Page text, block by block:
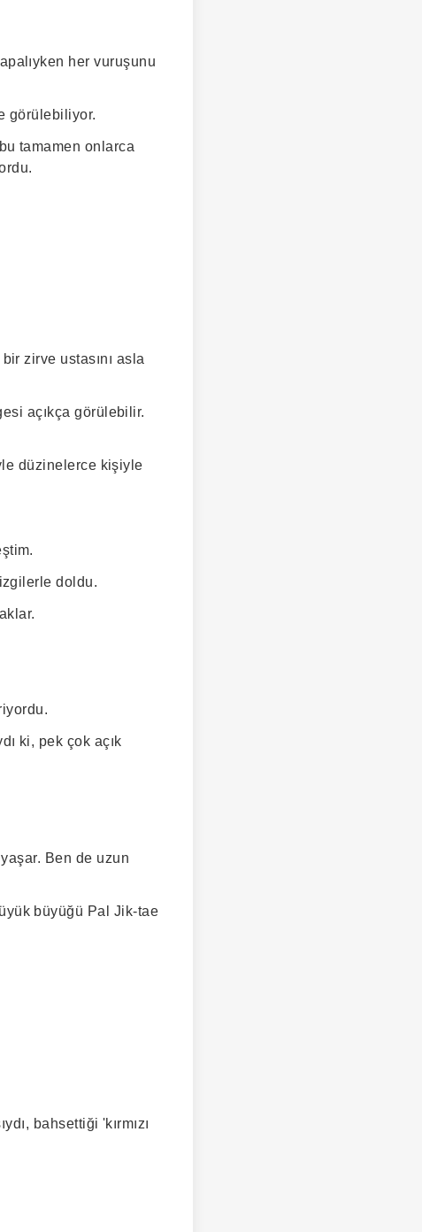
her vuruşunu
görülebiliyor.
tamamen onlarca
zirve ustasını asla
açıkça görülebilir.
düzinelerce kişiyle
doldu.
ki, pek çok açık
Ben de uzun
büyüğü Pal Jik-tae
bahsettiği 'kırmızı